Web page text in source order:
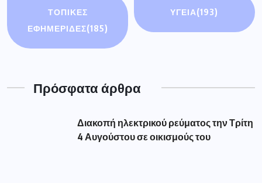
ΤΟΠΙΚΕΣ
ΕΦΗΜΕΡΙΔΕΣ(185)
ΥΓΕΙΑ(193)
Πρόσφατα άρθρα
Διακοπή ηλεκτρικού ρεύματος την Τρίτη
4 Αυγούστου σε οικισμούς του